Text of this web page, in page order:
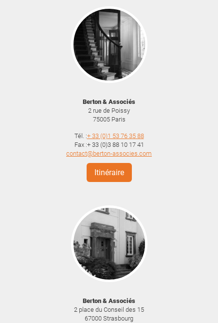
Berton & Associés
2 rue de Poissy
75005 Paris
Tél. :+ 33 (0)1 53 76 35 88
Fax :+ 33 (0)3 88 10 17 41
contact@berton-associes.com
Itinéraire
Berton & Associés
2 place du Conseil des 15
67000 Strasbourg